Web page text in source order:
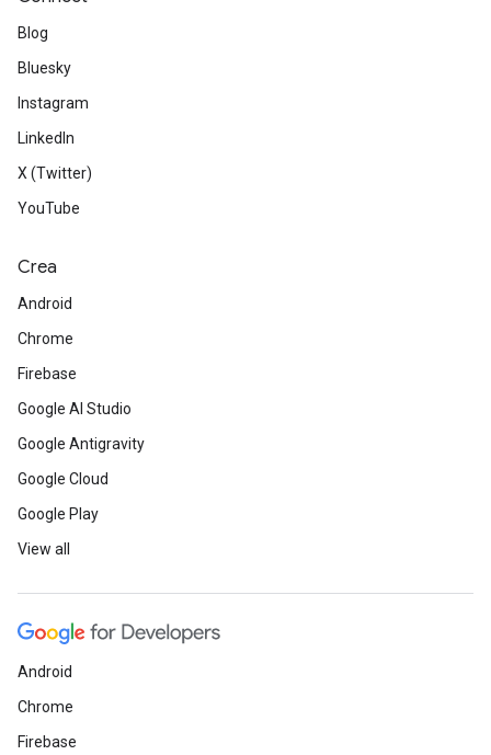
Blog
Bluesky
Instagram
LinkedIn
X (Twitter)
YouTube
Crea
Android
Chrome
Firebase
Google AI Studio
Google Antigravity
Google Cloud
Google Play
View all
Android
Chrome
Firebase